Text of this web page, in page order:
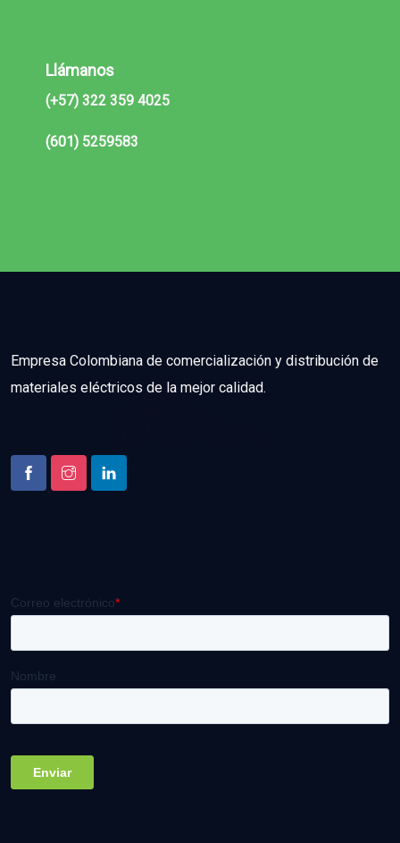
Llámanos
(+57) 322 359 4025
(601) 5259583
Empresa Colombiana de comercialización y distribución de
materiales eléctricos de la mejor calidad.